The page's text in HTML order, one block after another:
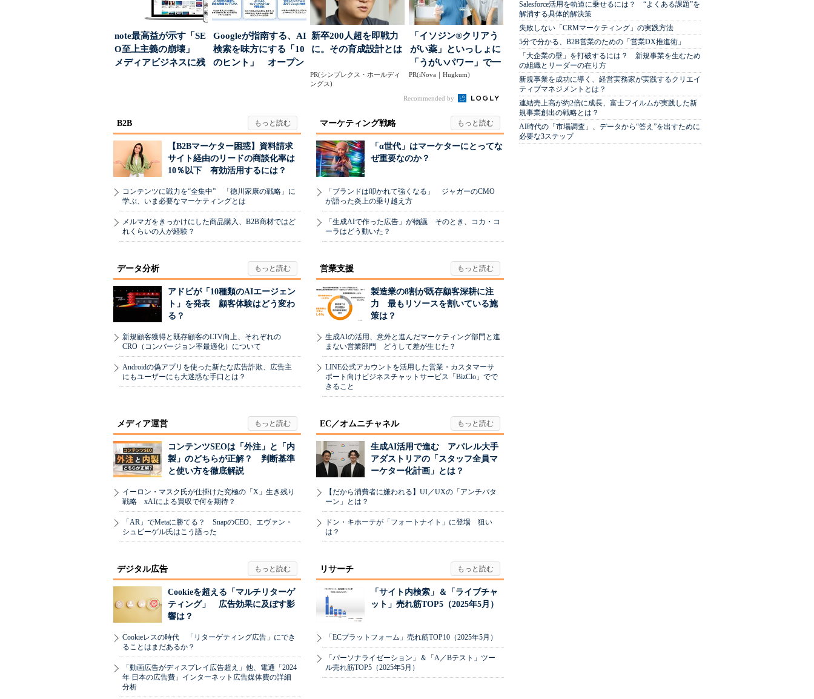
note最高益が示す「SE
O至上主義の崩壊」
メディアビジネスに残
Googleが指南する、AI
検索を味方にする「10
のヒント」 オープン
新卒200人超を即戦力
に。その育成設計とは
PR(シンプレクス・ホールディ
ングス)
「イソジン®クリアう
がい薬」といっしょに
「うがいパワー」で一
年中！ 健やか
PR(iNova｜Hugkum)
Recommended by
B2B
【B2Bマーケター困惑】資料請求
サイト経由のリードの商談化率は
10％以下 有効活用するには？
コンテンツに戦力を“全集中” 「徳川家康の戦略」に
学ぶ、いま必要なマーケティングとは
メルマガをきっかけにした商品購入、B2B商材ではど
れくらいの人が経験？
マーケティング戦略
「α世代」はマーケターにとってな
ぜ重要なのか？
「ブランドは叩かれて強くなる」 ジャガーのCMO
が語った炎上の乗り越え方
「生成AIで作った広告」が物議 そのとき、コカ・コ
ーラはどう動いた？
データ分析
アドビが「10種類のAIエージェン
ト」を発表 顧客体験はどう変わ
る？
新規顧客獲得と既存顧客のLTV向上、それぞれの
CRO（コンバージョン率最適化）について
Androidの偽アプリを使った新たな広告詐欺、広告主
にもユーザーにも大迷惑な手口とは？
営業支援
製造業の8割が既存顧客深耕に注
力 最もリソースを割いている施
策は？
生成AIの活用、意外と進んだマーケティング部門と進
まない営業部門 どうして差が生じた？
LINE公式アカウントを活用した営業・カスタマーサ
ポート向けビジネスチャットサービス「BizClo」でで
きること
メディア運営
コンテンツSEOは「外注」と「内
製」のどちらが正解？ 判断基準
と使い方を徹底解説
イーロン・マスク氏が仕掛けた究極の「X」生き残り
戦略 xAIによる買収で何を期待？
「AR」でMetaに勝てる？ SnapのCEO、エヴァン・
シュピーゲル氏はこう語った
EC／オムニチャネル
生成AI活用で進む アパレル大手
アダストリアの「スタッフ全員マ
ーケター化計画」とは？
【だから消費者に嫌われる】UI／UXの「アンチパタ
ーン」とは？
ドン・キホーテが「フォートナイト」に登場 狙い
は？
デジタル広告
Cookieを超える「マルチリターゲ
ティング」 広告効果に及ぼす影
響は？
Cookieレスの時代 「リターゲティング広告」にでき
ることはまだあるか？
「動画広告がディスプレイ広告超え」他、電通「2024
年 日本の広告費」インターネット広告媒体費の詳細
分析
リサーチ
「サイト内検索」＆「ライブチャ
ット」売れ筋TOP5（2025年5月）
「ECプラットフォーム」売れ筋TOP10（2025年5月）
「パーソナライゼーション」＆「A／Bテスト」ツー
ル売れ筋TOP5（2025年5月）
Salesforce活用を軌道に乗せるには？ “よくある課題”を
解消する具体的解決策
失敗しない「CRMマーケティング」の実践方法
5分で分かる、B2B営業のための「営業DX推進術」
「大企業の壁」を打破するには？ 新規事業を生むため
の組織とリーダーの在り方
新規事業を成功に導く、経営実務家が実践するクリエイ
ティブマネジメントとは？
連結売上高が約2倍に成長、富士フイルムが実践した新
規事業創出の戦略とは？
AI時代の「市場調査」、データから“答え”を出すために
必要な3ステップ